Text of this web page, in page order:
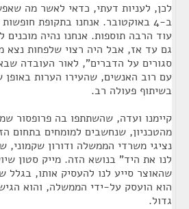
לכן, לעניות דעתי, כדאי לאשר מה
ב-4 באוקטובר. אנחנו בתקופת
עוד הרבה תוספות. אנחנו נהיה
גם עד אז, אבל היה רצוי שלפחות נצא
סגורים על הדברים", לאור העובדה
עם רוב האנשים, שהעירו הערות
בשיתוף פעולה רב.
קיימנו ועדה, שהשתתפו בה פרופסור
מהטכניון, שנחשבים למומחים בתחום
נציגי משרדי הממשלה ודורון שקמוני,
לנו את היד" בנושא הזה. מייק סטון
שהאוצר סייע לנו להעסיק אותו, בגלל
הוא הועסק על-ידי הממשלה, והוא
גדול.